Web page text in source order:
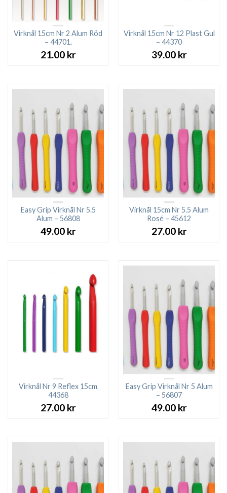
Virknål 15cm Nr 2 Alum Röd
– 44701.
21.00 kr
Virknål 15cm Nr 12 Plast Gul
– 44370
39.00 kr
Easy Grip Virknål Nr 5.5
Alum – 56808
49.00 kr
Virknål 15cm Nr 5.5 Alum
Rosé – 45612
27.00 kr
Virknål Nr 9 Reflex 15cm
44368
27.00 kr
Easy Grip Virknål Nr 5 Alum
– 56807
49.00 kr